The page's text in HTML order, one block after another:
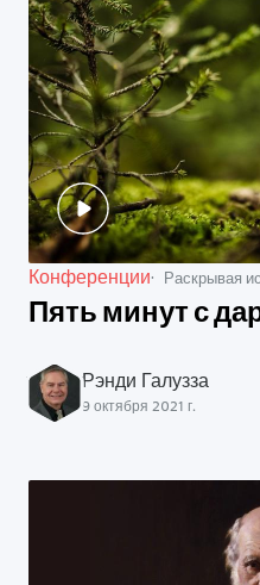
Конференции Раскрывая
Пять минут с
Рэнди Галузза
9 октября 2021 г.